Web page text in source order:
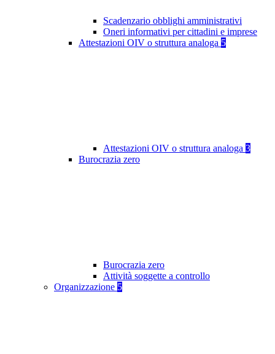
Scadenzario obblighi amministrativi
Oneri informativi per cittadini e imprese
Attestazioni OIV o struttura analoga 5
Attestazioni OIV o struttura analoga 3
Burocrazia zero
Burocrazia zero
Attività soggette a controllo
Organizzazione 5